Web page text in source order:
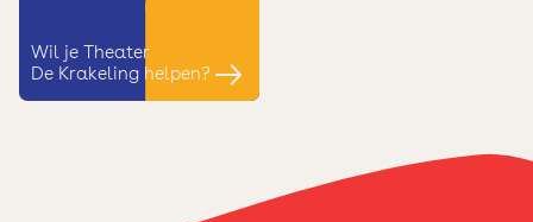
Wil je Theater
De Krakeling helpen?